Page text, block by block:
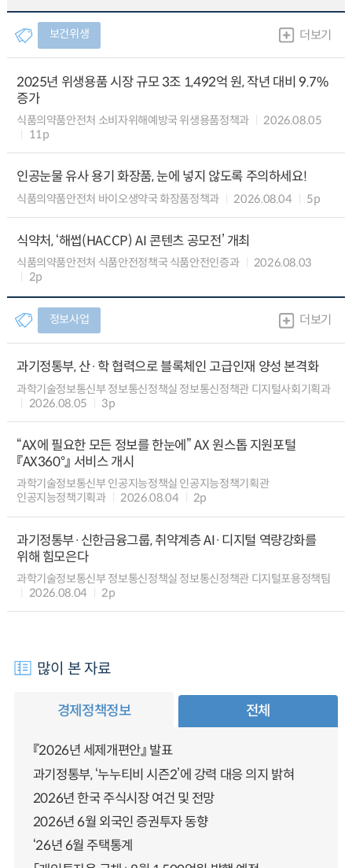
보건위생 더보기
2025년 위생용품 시장 규모 3조 1,492억 원, 작년 대비 9.7%
증가
식품의약품안전처 소비자위해예방국 위생용품정책과
2026.08.05
11p
인공눈물 유사 용기 화장품, 눈에 넣지 않도록 주의하세요!
식품의약품안전처 바이오생약국 화장품정책과 2026.08.04 5p
식약처, ‘해썹(HACCP) AI 콘텐츠 공모전’ 개최
식품의약품안전처 식품안전정책국 식품안전인증과
2026.08.03
2p
정보사업 더보기
과기정통부, 산·학 협력으로 블록체인 고급인재 양성 본격화
과학기술정보통신부 정보통신정책실 정보통신정책관 디지털사회기획과
2026.08.05
3p
“AX에 필요한 모든 정보를 한눈에” AX 원스톱 지원포털
『AX360°』 서비스 개시
과학기술정보통신부 인공지능정책실 인공지능정책기획관
인공지능정책기획과
2026.08.04 2p
과기정통부·신한금융그룹, 취약계층 AI·디지털 역량강화를
위해 힘모은다
과학기술정보통신부 정보통신정책실 정보통신정책관 디지털포용정책팀
2026.08.04
2p
많이 본 자료
경제정책정보 전체
『2026년 세제개편안』 발표
과기정통부, ‘누누티비 시즌2’에 강력 대응 의지 밝혀
2026년 한국 주식시장 여건 및 전망
2026년 6월 외국인 증권투자 동향
‘26년 6월 주택통계